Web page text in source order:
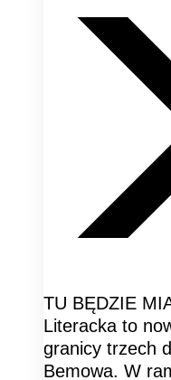
TU BĘDZIE
Literacka to
granicy trzech
Bemowa. W